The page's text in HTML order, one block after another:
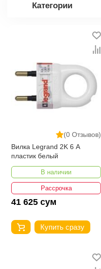
Категории
(0 Отзывов)
Вилка Legrand 2K 6 А
пластик белый
В наличии
Рассрочка
41 625 сум
Купить сразу